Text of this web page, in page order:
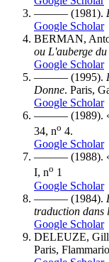
——— (1981).
Google Scholar
BERMAN,
ou L'auberge
Google Scholar
——— (1995).
Donne. Paris,
Google Scholar
——— (1989). «
34, no 4.
Google Scholar
——— (1988). «
I, no 1
Google Scholar
——— (1984).
traduction dans
Google Scholar
DELEUZE,
Paris,